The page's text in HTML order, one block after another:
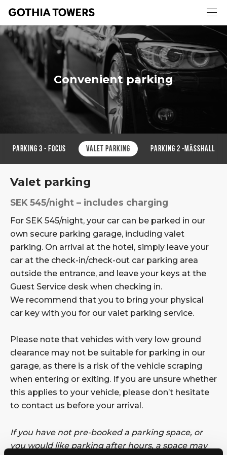
Convenient parking
Parking 3 - FOCUS Valet Parking PARKING 2 -MÄSSHALL
Valet parking
SEK 545/night – includes charging
For SEK 545/night, your car can be parked in our
own secure parking garage, including valet
parking. On arrival at the hotel, simply leave your
car at the check-in/check-out car parking area
outside the entrance, and leave your keys at the
Guest Service desk when checking in.
We recommend that you to bring your physical
car key with you for our valet parking service.
Please note that vehicles with very low ground
clearance may not be suitable for parking in our
garage, as there is a risk of the vehicle scraping
when entering or exiting. If you are unsure whether
this applies to your vehicle, please don’t hesitate
to contact us before your arrival.
If you have not pre-booked a parking space, or
you would like parking after hours, a space may